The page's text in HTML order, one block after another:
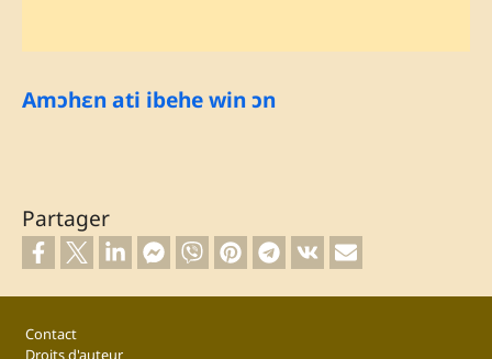
Amɔhɛn ati ibehe win ɔn
Partager
Footer
Contact
Droits d'auteur